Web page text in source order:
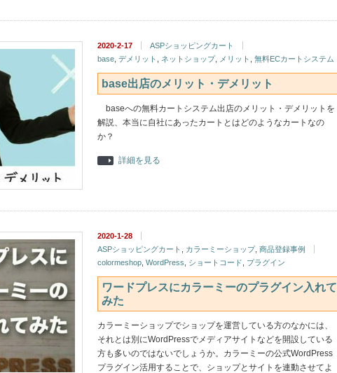
2020-2-17
ASPショッピングカート
base デメリット ネットショップ, メリット 無料ECカートシステム
base出店のメリット・デメリット
baseへの無料カートシステム出店のメリット・デメリットを
解説、本当に自社にあったカートとはどのようなカートなの
か？
詳細を見る
2020-1-28
ASPショッピングカート
カラーミーショップ, 商品登録事例
colormeshop WordPress ショートコード プラグイン
ワードプレスにカラーミーのプラグイン入れて
みた
カラーミーショップでショップを運営している方のなかには、
それとは別にWordPressでメディアサイトなどを開設している
方も多いのではないでしょうか。カラーミーの公式WordPress
プラグイン活用することで、ショップとサイトを連動させてよ